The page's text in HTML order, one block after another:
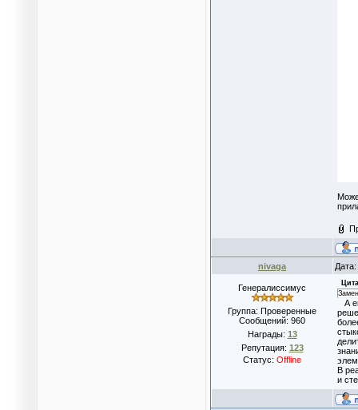
nivaga
Генералиссимус
Группа: Проверенные
Сообщений: 960
Награды: 13
Репутация: 123
Статус: Offline
А
В
и